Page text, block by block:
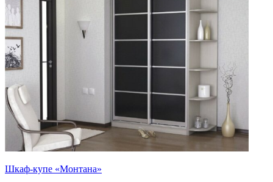
Шкаф-купе «Монтана»